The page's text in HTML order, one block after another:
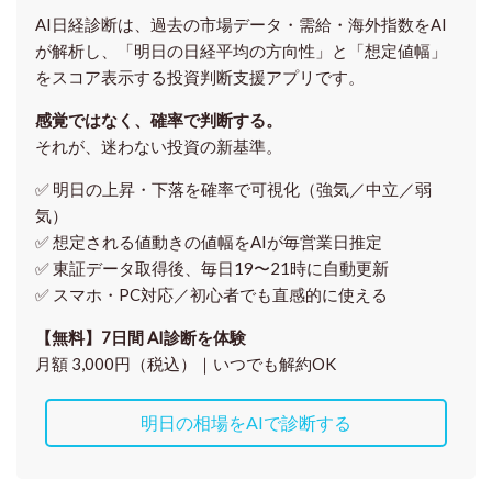
AI日経診断は、過去の市場データ・需給・海外指数をAI
が解析し、「明日の日経平均の方向性」と「想定値幅」
をスコア表示する投資判断支援アプリです。
感覚ではなく、確率で判断する。
それが、迷わない投資の新基準。
✅ 明日の上昇・下落を確率で可視化（強気／中立／弱
気）
✅ 想定される値動きの値幅をAIが毎営業日推定
✅ 東証データ取得後、 毎日19〜21時に自動更新
✅ スマホ・PC対応／初心者でも直感的に使える
【無料】7日間 AI診断を体験
月額 3,000円（税込）｜いつでも解約OK
明日の相場をAIで診断する